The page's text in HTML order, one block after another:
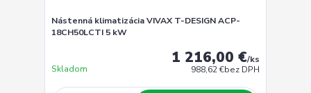
Nástenná klimatizácia VIVAX T-DESIGN ACP-
18CH50LCTI 5 kW
1 216,00 €/ks
988,62 €bez DPH
Skladom